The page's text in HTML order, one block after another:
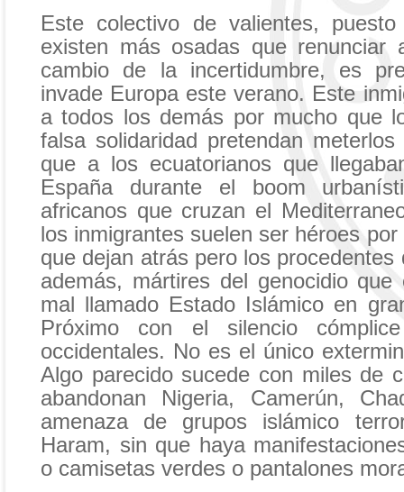
Este colectivo de valientes,
existen más osadas que
cambio de la incertidumbre, es
invade Europa este verano. Este
a todos los demás por mucho que
falsa solidaridad pretendan
que a los ecuatorianos que
España durante el boom
africanos que cruzan el
los inmigrantes suelen ser héroes
que dejan atrás pero los
además, mártires del genocidio que
mal llamado Estado Islámico en
Próximo con el silencio
occidentales. No es el único
Algo parecido sucede con miles de
abandonan Nigeria, Camerún,
amenaza de grupos islámico
Haram, sin que haya
o camisetas verdes o pantalones